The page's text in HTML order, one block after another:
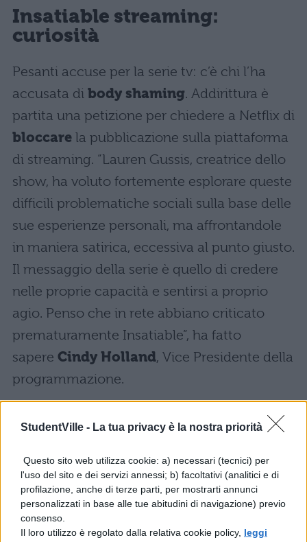
StudentVille - La tua privacy è la nostra priorità
Questo sito web utilizza cookie: a) necessari (tecnici) per
l'uso del sito e dei servizi annessi; b) facoltativi (analitici e di
profilazione, anche di terze parti, per mostrarti annunci
personalizzati in base alle tue abitudini di navigazione) previo
consenso.
Il loro utilizzo è regolato dalla relativa cookie policy, leggi
Insatiable streaming:
curiosità
Pesanti accuse per la serie tv: c’è chi l’ha
accusata di body shaming. Addirittura è
partita una petizione per chiedere a Netflix di
bloccare la pubblicazione sulla piattaforma
di streaming. “Lauren Gussis, creatrice dello
show, ha voluto fortemente esplorare queste
difficili problematiche sociali sulla base delle
sue esperienze personali, ma affrontandole
in maniera satirica, eccessiva al punto giusto.
Il messaggio della serie è quello di credere
nelle proprie capacità e sentirsi a proprio
agio. Penso che in rete abbiano criticato
prematuramente Insatiable”, ha fatto
sapere Cindy Holland, Vice Presidente della
programmazione.
raccontato di essere stata vittima di
bullismo
da ragazza e per questo motivo ha
anche avuto dei disturbi alimentari. Così ha
creato la serie: “A 13 anni fui preso da un
istinto suicida. I miei migliori amici mi